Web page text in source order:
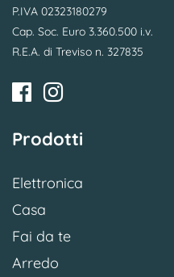
P.IVA 02323180279
Cap. Soc. Euro 3.360.500 i.v.
R.E.A. di Treviso n. 327835
Prodotti
Elettronica
Casa
Fai da te
Arredo